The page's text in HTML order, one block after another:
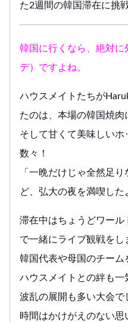
た2週間の韓国滞在に挑
韓国に行くなら、絶対
デ）ですよね。
ハウスメイトたちが
たのは、本場の韓国焼肉
そして甘くて美味しい
数々！
「一晩だけじゃ全然足
ど、弘大の夜を満喫した
滞在中はちょうどワー
で一緒にライブ観戦を
韓国代表や母国のチーム
ハウスメイトとの絆も一
波乱の展開も多い大会で
時間はかけがえのない思